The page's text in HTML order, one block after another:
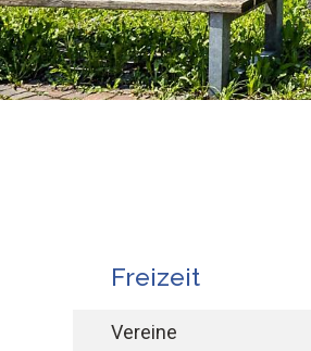
Subnav:
Freizeit
Vereine